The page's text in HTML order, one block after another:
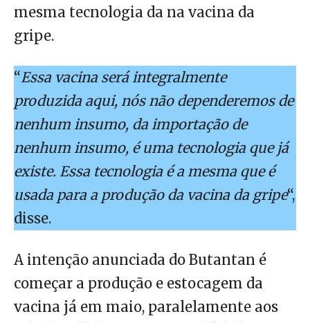
mesma tecnologia da na vacina da
gripe.
“Essa vacina será integralmente
produzida aqui, nós não dependeremos de
nenhum insumo, da importação de
nenhum insumo, é uma tecnologia que já
existe. Essa tecnologia é a mesma que é
usada para a produção da vacina da gripe“,
disse.
A intenção anunciada do Butantan é
começar a produção e estocagem da
vacina já em maio, paralelamente aos